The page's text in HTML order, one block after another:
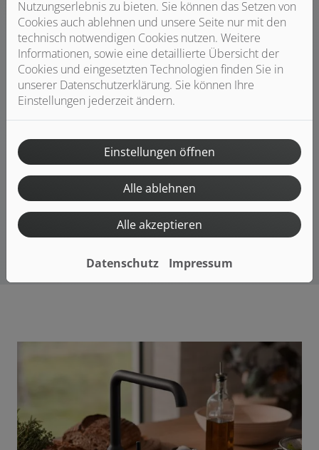
Wasserqualität legen oder empfindliche Geräte (z. B.
Kaffeemaschine) schützen wollen.
Bild: Grohe Blue
Nutzungserlebnis zu bieten. Sie können das Setzen von
Cookies auch ablehnen und unsere Seite nur mit den
technisch notwendigen Cookies nutzen. Weitere
Informationen, sowie eine detaillierte Übersicht der
Cookies und eingesetzten Technologien finden Sie in
unserer Datenschutzerklärung. Sie können Ihre
Einstellungen jederzeit ändern.
Einstellungen öffnen
Alle ablehnen
Alle akzeptieren
Datenschutz Impressum